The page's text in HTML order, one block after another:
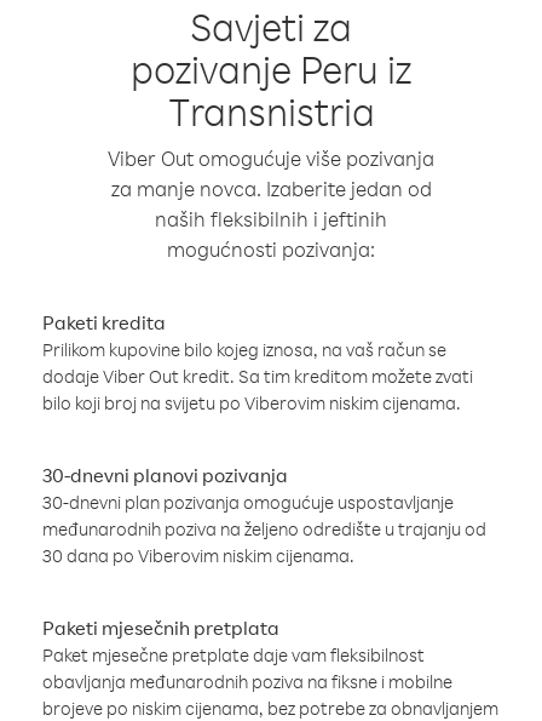
Savjeti za
pozivanje Peru iz
Transnistria
Viber Out omogućuje više pozivanja
za manje novca. Izaberite jedan od
naših fleksibilnih i jeftinih
mogućnosti pozivanja:
Paketi kredita
Prilikom kupovine bilo kojeg iznosa, na vaš račun se
dodaje Viber Out kredit. Sa tim kreditom možete zvati
bilo koji broj na svijetu po Viberovim niskim cijenama.
30-dnevni planovi pozivanja
30-dnevni plan pozivanja omogućuje uspostavljanje
međunarodnih poziva na željeno odredište u trajanju od
30 dana po Viberovim niskim cijenama.
Paketi mjesečnih pretplata
Paket mjesečne pretplate daje vam fleksibilnost
obavljanja međunarodnih poziva na fiksne i mobilne
brojeve po niskim cijenama, bez potrebe za obnavljanjem